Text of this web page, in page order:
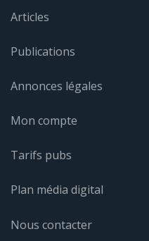
Articles
Publications
Annonces légales
Mon compte
Tarifs pubs
Plan média digital
Nous contacter